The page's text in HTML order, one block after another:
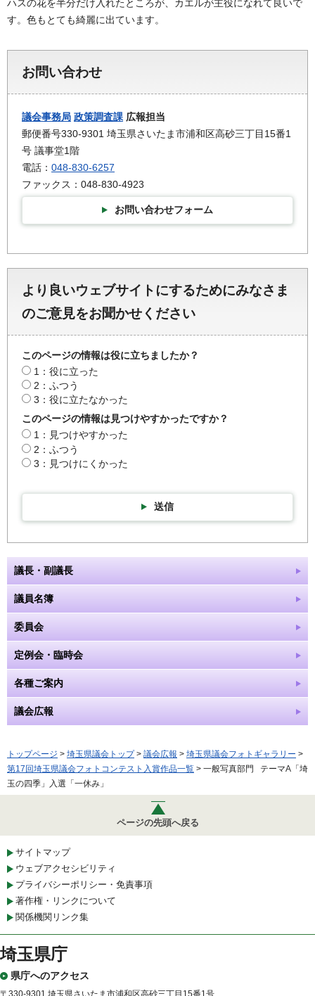
ハスの花を半分だけ入れたところが、カエルが主役になれて良いで
す。色もとても綺麗に出ています。
お問い合わせ
議会事務局 政策調査課 広報担当
郵便番号330-9301 埼玉県さいたま市浦和区高砂三丁目15番1
号 議事堂1階
電話： 048-830-6257
ファックス：048-830-4923
お問い合わせフォーム
より良いウェブサイトにするためにみなさま
のご意見をお聞かせください
このページの情報は役に立ちましたか？
1：役に立った
2：ふつう
3：役に立たなかった
このページの情報は見つけやすかったですか？
1：見つけやすかった
2：ふつう
3：見つけにくかった
送信
議長・副議長
議員名簿
委員会
定例会・臨時会
各種ご案内
議会広報
トップページ > 埼玉県議会トップ> 議会広報 > 埼玉県議会フォトギャラリー >
第17回埼玉県議会フォトコンテスト入賞作品一覧 > 一般写真部門 テーマA「埼
玉の四季」入選「一休み」
ページの先頭へ戻る
サイトマップ
ウェブアクセシビリティ
プライバシーポリシー・免責事項
著作権・リンクについて
関係機関リンク集
埼玉県庁
県庁へのアクセス
〒330-9301 埼玉県さいたま市浦和区高砂三丁目15番1号